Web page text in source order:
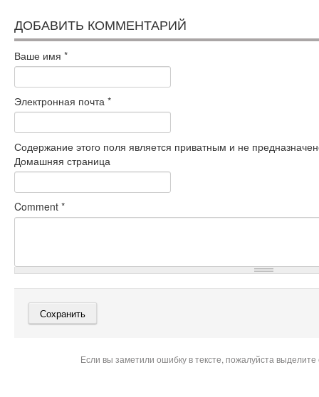
ДОБАВИТЬ КОММЕНТАРИЙ
Ваше имя *
Электронная почта *
Содержание этого поля является приватным и не
Домашняя страница
Comment *
Если вы заметили ошибку в тексте, пожалуйста